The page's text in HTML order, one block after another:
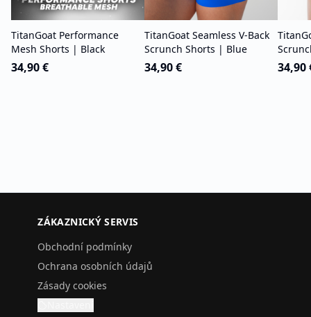
TitanGoat Performance
Mesh Shorts | Black
34,90 €
TitanGoat Seamless V-Back
Scrunch Shorts | Blue
34,90 € 34,90
ZÁKAZNICKÝ SERVIS
Obchodní podmínky
Ochrana osobních údajů
Zásady cookies